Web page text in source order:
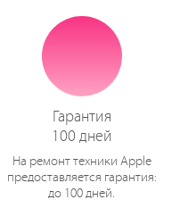
Гарантия
100 дней
На ремонт техники Apple
предоставляется гарантия:
до 100 дней.